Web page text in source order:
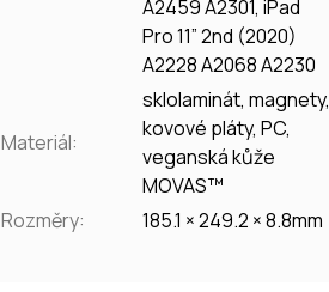
A2459 A2301, iPad
Pro 11” 2nd (2020)
A2228 A2068 A2230
Materiál:
sklolaminát, magnety,
kovové pláty, PC,
veganská kůže
MOVAS™
Rozměry: 185.1 × 249.2 × 8.8mm